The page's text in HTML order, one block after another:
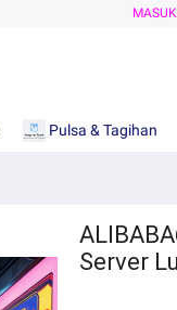
Pulsa & Tagihan
Server